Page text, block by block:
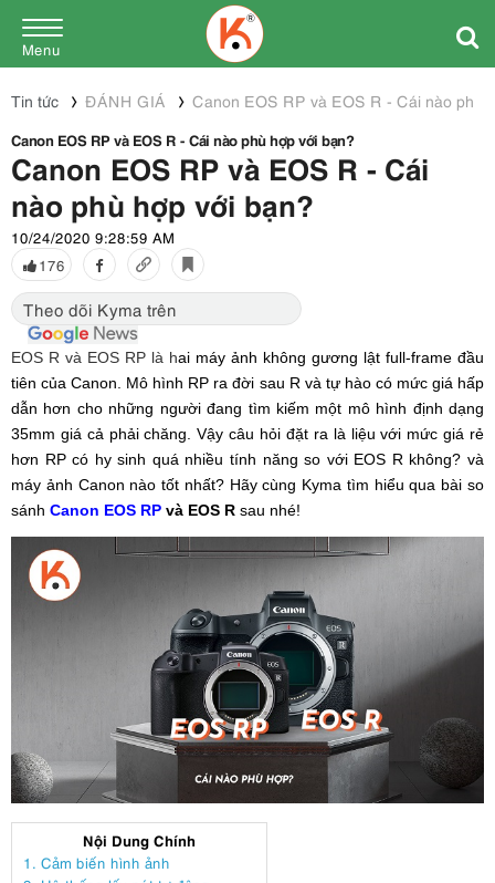
Menu
Tin tức ĐÁNH GIÁ
Canon EOS RP và EOS R - Cái nào phù
Canon EOS RP và EOS R - Cái nào phù hợp với bạn?
Canon EOS RP và EOS R - Cái
nào phù hợp với bạn?
10/24/2020 9:28:59 AM
176
Theo dõi Kyma trên
EOS R và EOS RP là hai máy ảnh không gương lật full-frame đầu
tiên của Canon. Mô hình RP ra đời sau R và tự hào có mức giá hấp
dẫn hơn cho những người đang tìm kiếm một mô hình định dạng
35mm giá cả phải chăng. Vậy câu hỏi đặt ra là liệu với mức giá rẻ
hơn RP có hy sinh quá nhiều tính năng so với EOS R không? và
máy ảnh Canon nào tốt nhất? Hãy cùng Kyma tìm hiểu qua bài so
sánh Canon EOS RP và EOS R sau nhé!
Nội Dung Chính
1. Cảm biến hình ảnh